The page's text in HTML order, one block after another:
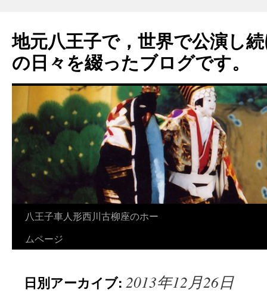
地元八王子で，世界で公演し
の日々を綴ったブログです。
八王子車人形西川古柳座のホー
ムページ
日別アーカイブ: 2013年12月26日